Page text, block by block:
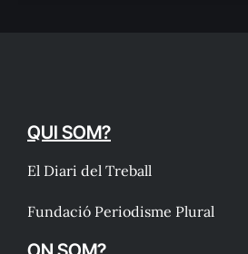
QUI SOM?
El Diari del Treball
Fundació Periodisme Plural